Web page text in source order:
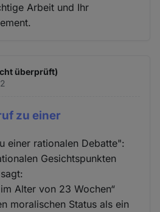
Arbeit und Ihr
überprüft)
zu einer
einer rationalen Debatte":
Gesichtspunkten
Alter von 23 Wochen“
moralischen Status als ein